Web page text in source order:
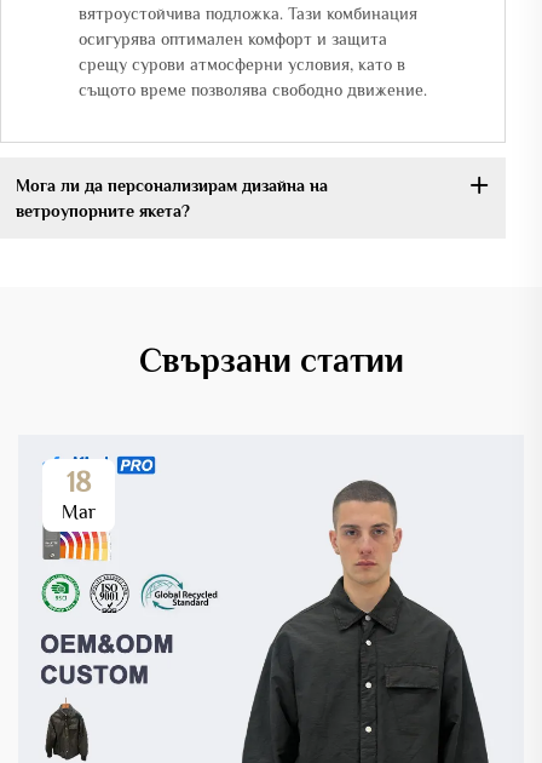
вятроустойчива подложка. Тази комбинация
осигурява оптимален комфорт и защита
срещу сурови атмосферни условия, като в
същото време позволява свободно движение.
Мога ли да персонализирам дизайна на
ветроупорните якета?
Свързани статии
18
Mar